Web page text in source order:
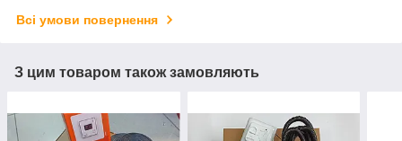
Всі умови повернення
З цим товаром також замовляють